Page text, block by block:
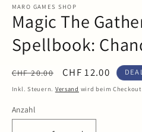
in
Modal
öffnen
MARO GAMES SHOP
Magic The
Spellbook:
Normaler
Preis
CHF 20.00 Verkaufspreis
CHF 12.00
Inkl. Steuern. Versand wird beim
Anzahl
Anzahl